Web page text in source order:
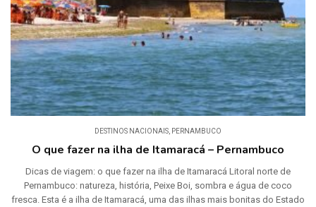
DESTINOS NACIONAIS PERNAMBUCO
O que fazer na ilha de Itamaracá – Pernambuco
Dicas de viagem: o que fazer na ilha de Itamaracá Litoral norte de
Pernambuco: natureza, história, Peixe Boi, sombra e água de coco
fresca. Esta é a ilha de Itamaracá, uma das ilhas mais bonitas do Estado